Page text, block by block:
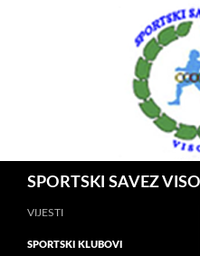
SPORTSKI SAVEZ
VIJESTI
SPORTSKI KLUBOVI